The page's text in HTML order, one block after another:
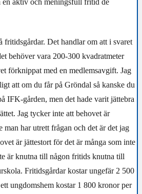
aktiv och meningsfull fritid de
fritidsgårdar. Det handlar om att i svaret
behöver vara 200-300 kvadratmeter
förknippat med en medlemsavgift. Jag
att om du får på Gröndal så kanske du
IFK-gården, men det hade varit jättebra
Jag tycker inte att behovet är
har utrett frågan och det är det jag
är jättestort för det är många som inte
är knutna till någon fritids knutna till
Fritidsgårdar kostar ungefär 2 500
ungdomshem kostar 1 800 kronor per